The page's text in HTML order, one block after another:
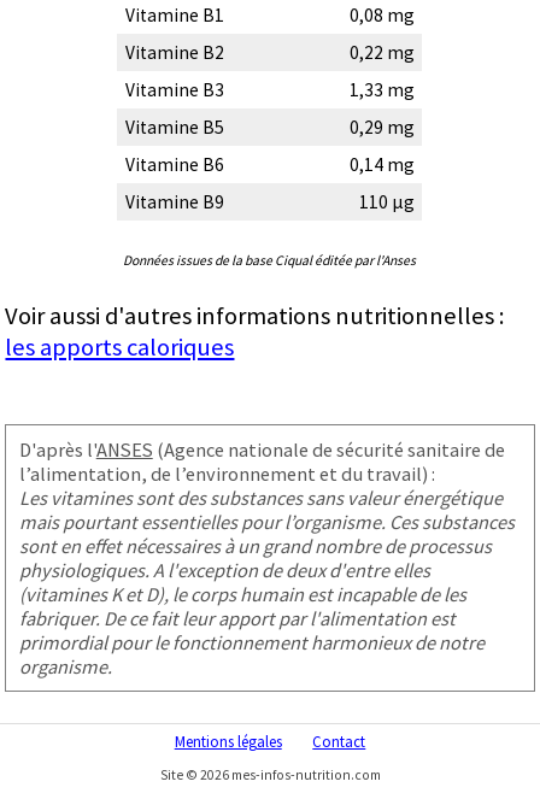
Vitamine B1
0,08 mg
Vitamine B2
0,22 mg
Vitamine B3
1,33 mg
Vitamine B5
0,29 mg
Vitamine B6
0,14 mg
Vitamine B9
110 µg
Données issues de la base Ciqual éditée par l'Anses
Voir aussi d'autres informations nutritionnelles :
les apports caloriques
D'après l'ANSES (Agence nationale de sécurité sanitaire de
l’alimentation, de l’environnement et du travail) :
Les vitamines sont des substances sans valeur énergétique
mais pourtant essentielles pour l’organisme. Ces substances
sont en effet nécessaires à un grand nombre de processus
physiologiques. A l'exception de deux d'entre elles
(vitamines K et D), le corps humain est incapable de les
fabriquer. De ce fait leur apport par l'alimentation est
primordial pour le fonctionnement harmonieux de notre
organisme.
Mentions légales Contact
Site © 2026 mes-infos-nutrition.com